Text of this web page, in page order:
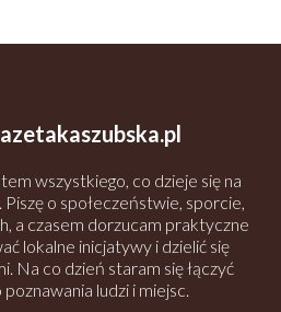
wszystkiego, co dzieje się na
Piszę o społeczeństwie, sporcie,
a czasem dorzucam praktyczne
lokalne inicjatywy i dzielić się
Na co dzień staram się łączyć
ludzi i miejsc.